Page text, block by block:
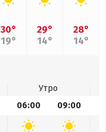
30°
19°
29°
14°
28°
14°
Утро
06:00 09:00